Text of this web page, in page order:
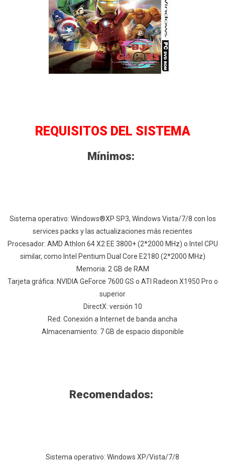
REQUISITOS DEL SISTEMA
Mínimos:
Sistema operativo: Windows®XP SP3, Windows Vista/7/8 con los
services packs y las actualizaciones más recientes
Procesador: AMD Athlon 64 X2 EE 3800+ (2*2000 MHz) o Intel CPU
similar, como Intel Pentium Dual Core E2180 (2*2000 MHz)
Memoria: 2 GB de RAM
Tarjeta gráfica: NVIDIA GeForce 7600 GS o ATI Radeon X1950 Pro o
superior
DirectX: versión 10
Red: Conexión a Internet de banda ancha
Almacenamiento: 7 GB de espacio disponible
Recomendados:
Sistema operativo: Windows XP/Vista/7/8